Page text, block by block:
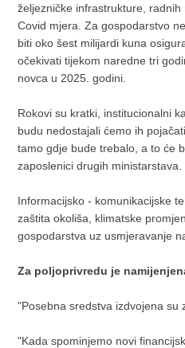
željezničke infrastrukture,
Covid mjera. Za gospodarstvo
biti oko šest milijardi kuna
očekivati tijekom naredne tri
novca u 2025. godini.
Rokovi su kratki, institucionalni
budu nedostajali ćemo ih
tamo gdje bude trebalo, a to će
zaposlenici drugih ministarstava.
Informacijsko - komunikacijske
zaštita okoliša, klimatske
gospodarstva uz usmjeravanje
Za poljoprivredu je
"Posebna sredstva izdvojena su
"Kada spominjemo novi